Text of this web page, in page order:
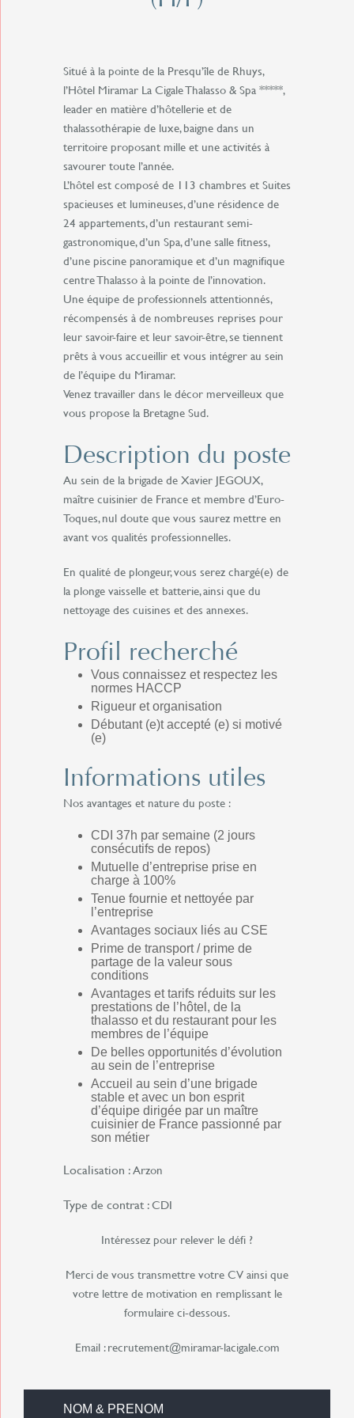
Situé à la pointe de la Presqu’île de Rhuys,
l’Hôtel Miramar La Cigale Thalasso & Spa *****,
leader en matière d’hôtellerie et de
thalassothérapie de luxe, baigne dans un
territoire proposant mille et une activités à
savourer toute l’année.
L’hôtel est composé de 113 chambres et Suites
spacieuses et lumineuses, d’une résidence de
24 appartements, d’un restaurant semi-
gastronomique, d’un Spa, d’une salle fitness,
d’une piscine panoramique et d’un magnifique
centre Thalasso à la pointe de l’innovation.
Une équipe de professionnels attentionnés,
récompensés à de nombreuses reprises pour
leur savoir-faire et leur savoir-être, se tiennent
prêts à vous accueillir et vous intégrer au sein
de l’équipe du Miramar.
Venez travailler dans le décor merveilleux que
vous propose la Bretagne Sud.
Description du poste
Au sein de la brigade de Xavier JEGOUX,
maître cuisinier de France et membre d’Euro-
Toques, nul doute que vous saurez mettre en
avant vos qualités professionnelles.
En qualité de plongeur, vous serez chargé(e) de
la plonge vaisselle et batterie, ainsi que du
nettoyage des cuisines et des annexes.
Profil recherché
Vous connaissez et respectez les
normes HACCP
Rigueur et organisation
Débutant (e)t accepté (e) si motivé
(e)
Informations utiles
Nos avantages et nature du poste :
CDI 37h par semaine (2 jours
consécutifs de repos)
Mutuelle d’entreprise prise en
charge à 100%
Tenue fournie et nettoyée par
l’entreprise
Avantages sociaux liés au CSE
Prime de transport / prime de
partage de la valeur sous
conditions
Avantages et tarifs réduits sur les
prestations de l’hôtel, de la
thalasso et du restaurant pour les
membres de l’équipe
De belles opportunités d’évolution
au sein de l’entreprise
Accueil au sein d’une brigade
stable et avec un bon esprit
d’équipe dirigée par un maître
cuisinier de France passionné par
son métier
Localisation :Arzon
Type de contrat :CDI
Intéressez pour relever le défi ?
Merci de vous transmettre votre CV ainsi que
votre lettre de motivation en remplissant le
formulaire ci-dessous.
Email : recrutement@miramar-lacigale.com
NOM & PRENOM